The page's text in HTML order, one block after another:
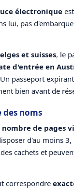
électronique
lui, pas
et suisses, le
d'entrée en
passeport
bien avant de
des noms
nombre de pages
d'au moins
cachets et
correspondre